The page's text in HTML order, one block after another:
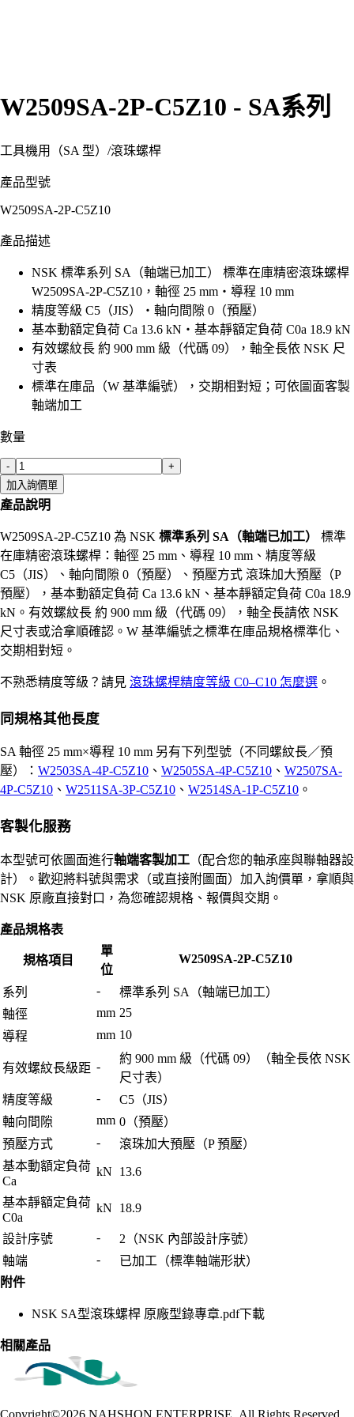
W2509SA-2P-C5Z10 - SA系列
工具機用（SA 型） /滾珠螺桿
產品型號
W2509SA-2P-C5Z10
產品描述
NSK 標準系列 SA（軸端已加工） 標準在庫精密滾珠螺桿
W2509SA-2P-C5Z10，軸徑 25 mm・導程 10 mm
精度等級 C5（JIS）・軸向間隙 0（預壓）
基本動額定負荷 Ca 13.6 kN・基本靜額定負荷 C0a 18.9 kN
有效螺紋長 約 900 mm 級（代碼 09），軸全長依 NSK 尺
寸表
標準在庫品（W 基準編號），交期相對短；可依圖面客製
軸端加工
數量
-
+
加入詢價單
產品說明
W2509SA-2P-C5Z10 為 NSK 標準系列 SA（軸端已加工）
標準
在庫精密滾珠螺桿：軸徑 25 mm、導程 10 mm、精度等級
C5（JIS）、軸向間隙 0（預壓）、預壓方式 滾珠加大預壓（P
預壓），基本動額定負荷 Ca 13.6 kN、基本靜額定負荷 C0a 18.9
kN。有效螺紋長 約 900 mm 級（代碼 09），軸全長請依 NSK
尺寸表或洽拿順確認。W 基準編號之標準在庫品規格標準化、
交期相對短。
不熟悉精度等級？請見 滾珠螺桿精度等級 C0–C10 怎麼選 。
同規格其他長度
SA 軸徑 25 mm×導程 10 mm 另有下列型號（不同螺紋長／預
壓）： W2503SA-4P-C5Z10 、 W2505SA-4P-C5Z10 、 W2507SA-
4P-C5Z10 、 W2511SA-3P-C5Z10 、 W2514SA-1P-C5Z10 。
客製化服務
本型號可依圖面進行軸端客製加工 （配合您的軸承座與聯軸器設
計）。歡迎將料號與需求（或直接附圖面）加入詢價單，拿順與
NSK 原廠直接對口，為您確認規格、報價與交期。
產品規格表
規格項目
單
位
W2509SA-2P-C5Z10
系列 -
標準系列 SA（軸端已加工）
軸徑
mm 25
導程
mm 10
有效螺紋長級距 -
約 900 mm 級（代碼 09）（軸全長依 NSK
尺寸表）
精度等級
-
C5（JIS）
軸向間隙
mm 0（預壓）
預壓方式
-
滾珠加大預壓（P 預壓）
基本動額定負荷
Ca
kN 13.6
基本靜額定負荷
C0a
kN 18.9
設計序號 -
2（NSK 內部設計序號）
軸端
-
已加工（標準軸端形狀）
附件
NSK SA型滾珠螺桿 原廠型錄專章.pdf下載
相關產品
Copyright©2026 NAHSHON ENTERPRISE .All Rights Reserved.